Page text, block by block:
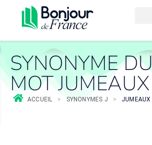
SYNONYME DU
MOT JUMEAUX
ACCUEIL > SYNONYMES J > JUMEAUX